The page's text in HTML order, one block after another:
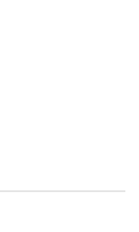
Road
Trap – Sweet